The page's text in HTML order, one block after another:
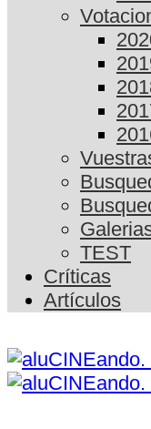
TEST
Críticas
Artículos